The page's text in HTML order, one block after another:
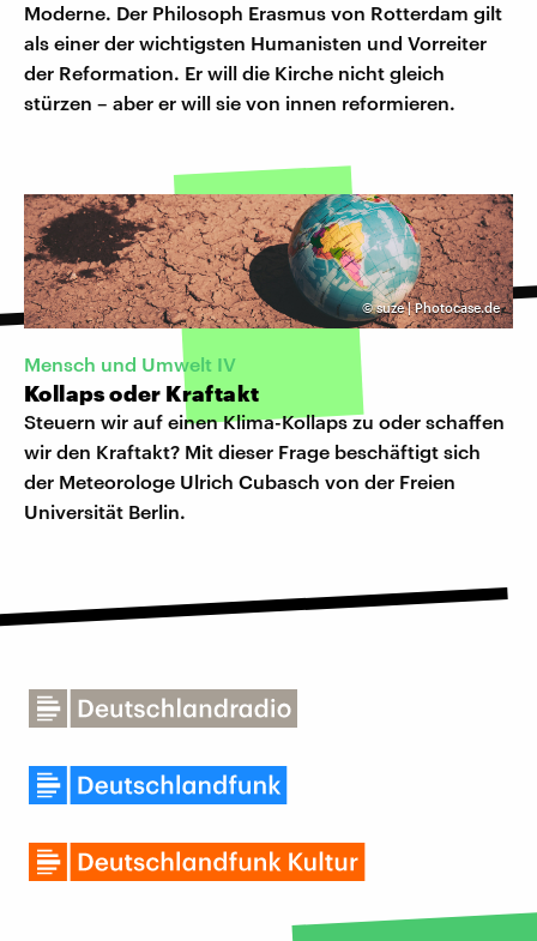
Moderne. Der Philosoph Erasmus von Rotterdam gilt
als einer der wichtigsten Humanisten und Vorreiter
der Reformation. Er will die Kirche nicht gleich
stürzen – aber er will sie von innen reformieren.
©suze | Photocase.de
​Mensch und Umwelt IV
Kollaps oder Kraftakt
Steuern wir auf einen Klima-Kollaps zu oder schaffen
wir den Kraftakt? Mit dieser Frage beschäftigt sich
der Meteorologe Ulrich Cubasch von der Freien
Universität Berlin.